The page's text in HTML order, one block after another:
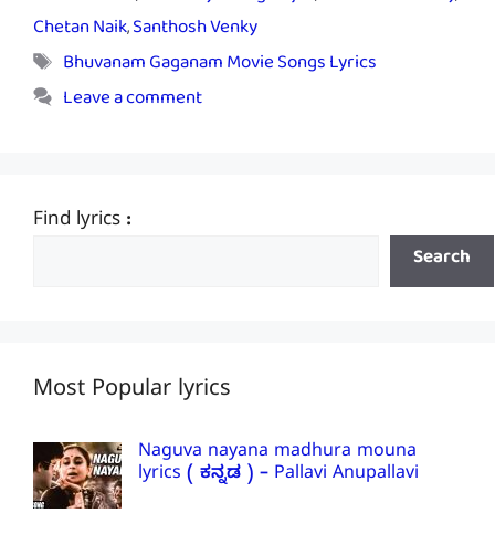
Chetan Naik,Santhosh Venky
Tags
Bhuvanam Gaganam Movie Songs Lyrics
Leave a comment
Find lyrics :
Search
Most Popular lyrics
Naguva nayana madhura mouna
lyrics ( ಕನ್ನಡ ) – Pallavi Anupallavi